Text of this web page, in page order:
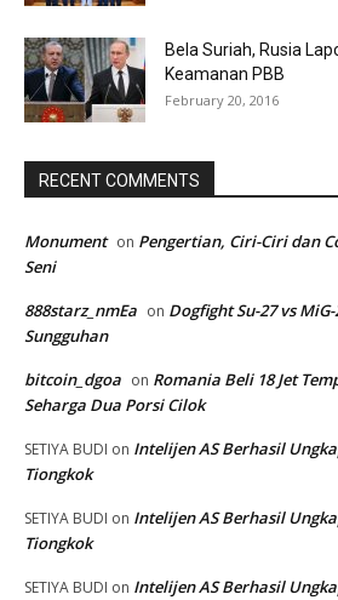
Bela Suriah, Rusia
Keamanan PBB
February 20, 2016
RECENT COMMENTS
Monument on Pengertian, Ciri-Ciri dan
Seni
888starz_nmEa on Dogfight Su-27 vs
Sungguhan
bitcoin_dgoa on Romania Beli 18 Jet
Seharga Dua Porsi Cilok
SETIYA BUDI on Intelijen AS Berhasil
Tiongkok
SETIYA BUDI on Intelijen AS Berhasil
Tiongkok
SETIYA BUDI on Intelijen AS Berhasil